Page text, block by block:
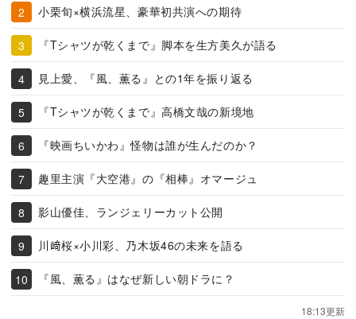
小栗旬×横浜流星、豪華初共演への期待
『Tシャツが乾くまで』脚本を生方美久が語る
見上愛、『風、薫る』との1年を振り返る
『Tシャツが乾くまで』高橋文哉の新境地
『映画ちいかわ』怪物は誰が生んだのか？
趣里主演『大空港』の『相棒』オマージュ
影山優佳、ランジェリーカット公開
川﨑桜×小川彩、乃木坂46の未来を語る
『風、薫る』はなぜ新しい朝ドラに？
18:13更新